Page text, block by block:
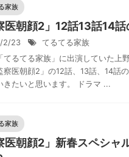
家族
医朝顔2」12話13話14
2/23
てるてる家族
てるてる家族」に出演していた上
察医朝顔2」の12話、13話、14話
きたいと思います。 ドラマ ...
家族
医朝顔2」新春スペシ